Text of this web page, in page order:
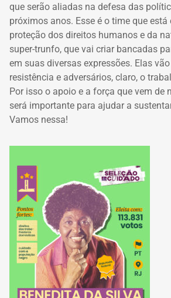
que serão aliadas na defesa das
próximos anos. Esse é o time que
proteção dos direitos humanos e da
super-trunfo, que vai criar bancadas
em suas diversas expressões. Elas
resistência e adversários, claro, o
Por isso o apoio e a força que vem de
será importante para ajudar a
Vamos nessa!